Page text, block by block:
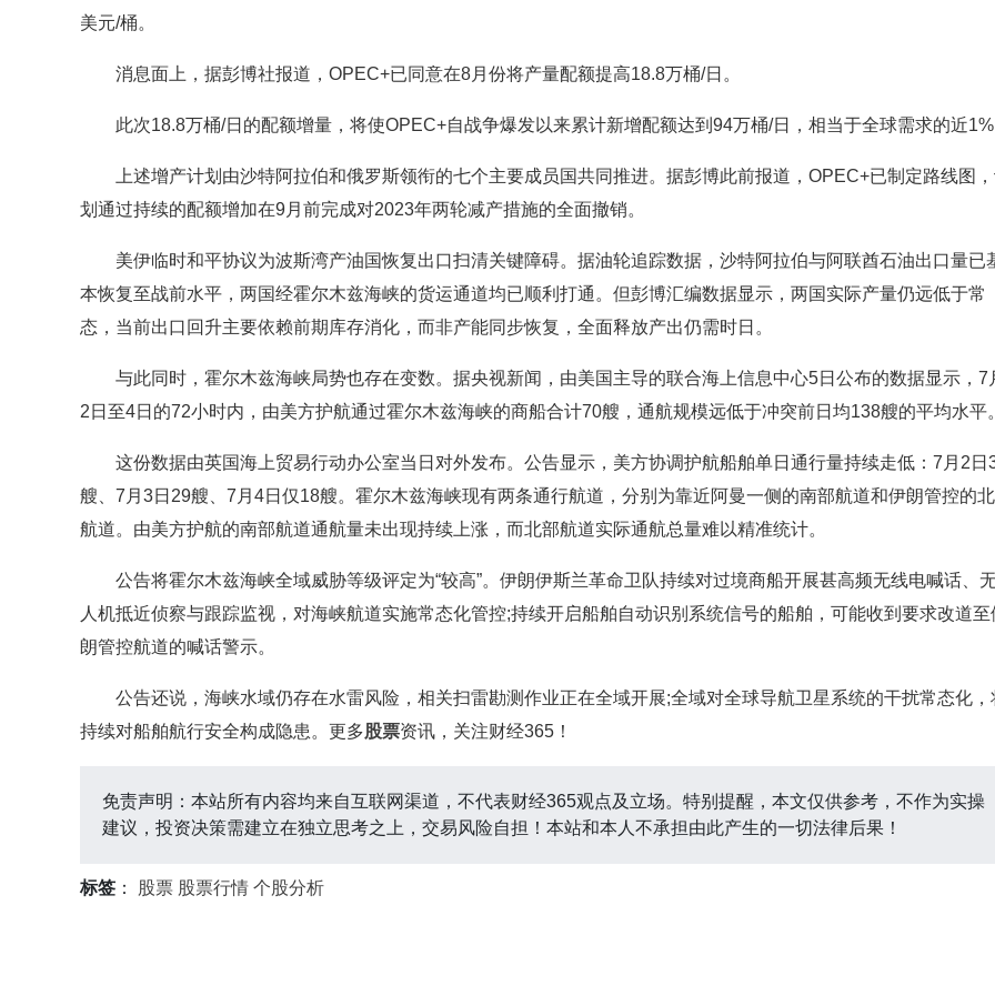
美元/桶。
消息面上，据彭博社报道，OPEC+已同意在8月份将产量配额提高18.8万桶/日。
此次18.8万桶/日的配额增量，将使OPEC+自战争爆发以来累计新增配额达到94万桶/日，相当于全球需求的近
上述增产计划由沙特阿拉伯和俄罗斯领衔的七个主要成员国共同推进。据彭博此前报道，OPEC+已制定路线图
划通过持续的配额增加在9月前完成对2023年两轮减产措施的全面撤销。
美伊临时和平协议为波斯湾产油国恢复出口扫清关键障碍。据油轮追踪数据，沙特阿拉伯与阿联酋石油出口量已
本恢复至战前水平，两国经霍尔木兹海峡的货运通道均已顺利打通。但彭博汇编数据显示，两国实际产量仍远低于常
态，当前出口回升主要依赖前期库存消化，而非产能同步恢复，全面释放产出仍需时日。
与此同时，霍尔木兹海峡局势也存在变数。据央视新闻，由美国主导的联合海上信息中心5日公布的数据显示，7
2日至4日的72小时内，由美方护航通过霍尔木兹海峡的商船合计70艘，通航规模远低于冲突前日均138艘的平均水平
这份数据由英国海上贸易行动办公室当日对外发布。公告显示，美方协调护航船舶单日通行量持续走低：7月2日
艘、7月3日29艘、7月4日仅18艘。霍尔木兹海峡现有两条通行航道，分别为靠近阿曼一侧的南部航道和伊朗管控的
航道。由美方护航的南部航道通航量未出现持续上涨，而北部航道实际通航总量难以精准统计。
公告将霍尔木兹海峡全域威胁等级评定为“较高”。伊朗伊斯兰革命卫队持续对过境商船开展甚高频无线电喊话、
人机抵近侦察与跟踪监视，对海峡航道实施常态化管控;持续开启船舶自动识别系统信号的船舶，可能收到要求改道至
朗管控航道的喊话警示。
公告还说，海峡水域仍存在水雷风险，相关扫雷勘测作业正在全域开展;全域对全球导航卫星系统的干扰常态化，
持续对船舶航行安全构成隐患。更多股票资讯，关注财经365！
免责声明：本站所有内容均来自互联网渠道，不代表财经365观点及立场。特别提醒，本文仅供参考，不作为实操
建议，投资决策需建立在独立思考之上，交易风险自担！本站和本人不承担由此产生的一切法律后果！
标签 ： 股票 股票行情 个股分析